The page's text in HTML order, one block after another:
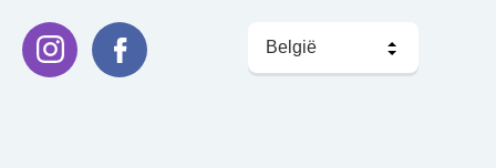
kiezen